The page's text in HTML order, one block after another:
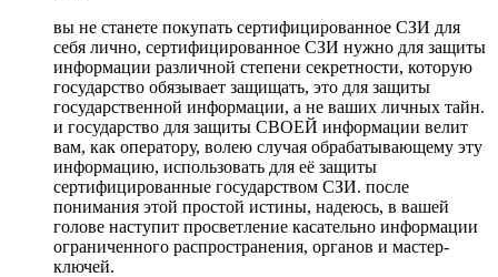
вы не станете покупать сертифицированное СЗИ для
себя лично, сертифицированное СЗИ нужно для защиты
информации различной степени секретности, которую
государство обязывает защищать, это для защиты
государственной информации, а не ваших личных тайн.
и государство для защиты СВОЕЙ информации велит
вам, как оператору, волею случая обрабатывающему эту
информацию, использовать для её защиты
сертифицированные государством СЗИ. после
понимания этой простой истины, надеюсь, в вашей
голове наступит просветление касательно информации
ограниченного распространения, органов и мастер-
ключей.